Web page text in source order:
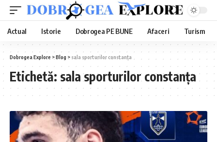
Actual Istorie Dobrogea PE BUNE Afaceri Turism
Dobrogea Explore >Blog > sala sporturilor constanța
Etichetă: sala sporturilor constanța